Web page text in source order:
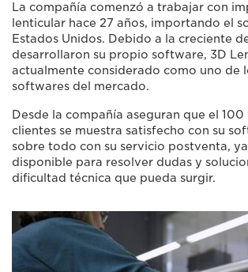
La compañía comenzó a trabajar con
lenticular hace 27 años, importando el
Estados Unidos. Debido a la creciente
desarrollaron su propio software, 3D
actualmente considerado como uno de
softwares del mercado.
Desde la compañía aseguran que el 100
clientes se muestra satisfecho con su
sobre todo con su servicio postventa,
disponible para resolver dudas y
dificultad técnica que pueda surgir.